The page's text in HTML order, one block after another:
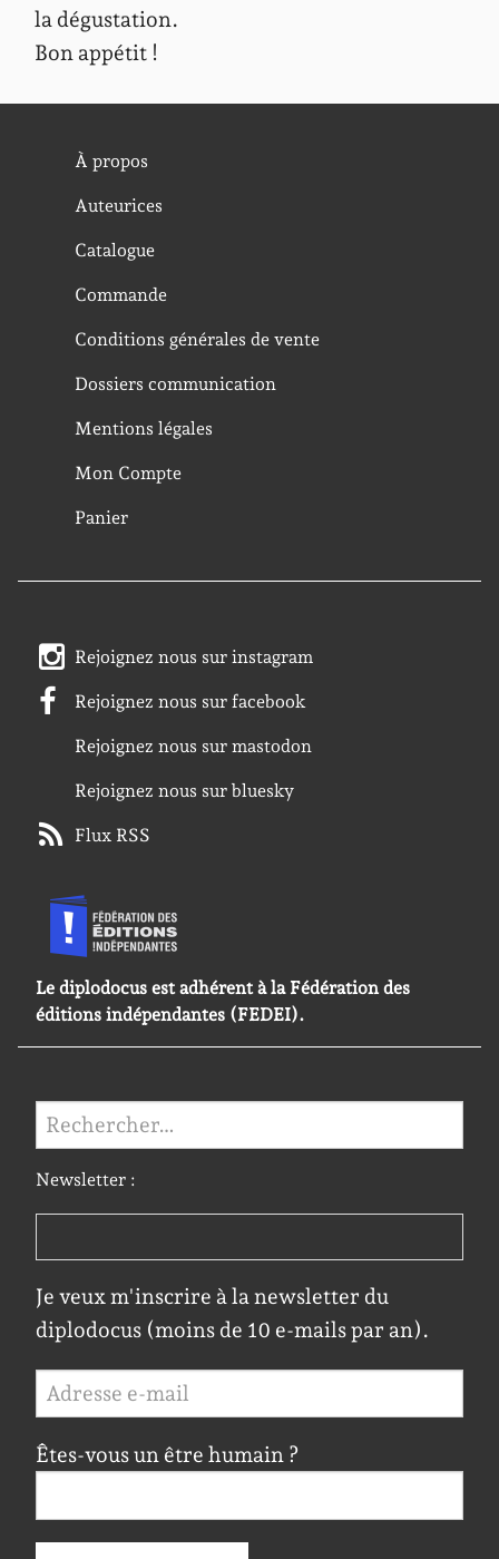
la dégustation.
Bon appétit !
À propos
Auteurices
Catalogue
Commande
Conditions générales de vente
Dossiers communication
Mentions légales
Mon Compte
Panier
Rejoignez nous sur instagram
Rejoignez nous sur facebook
Rejoignez nous sur mastodon
Rejoignez nous sur bluesky
Flux RSS
Le diplodocus est adhérent à la Fédération des
éditions indépendantes (FEDEI).
Rechercher :
Newsletter :
Je veux m'inscrire à la newsletter du
diplodocus (moins de 10 e-mails par an).
Êtes-vous un être humain ?